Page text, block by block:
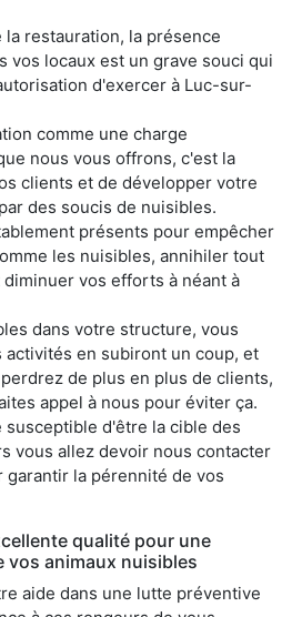
restauration, la présence
vos locaux est un grave souci qui
d'exercer à Luc-sur-
comme une charge
nous vous offrons, c'est la
clients et de développer votre
des soucis de nuisibles.
présents pour empêcher
les nuisibles, annihiler tout
vos efforts à néant à
dans votre structure, vous
en subiront un coup, et
de plus en plus de clients,
appel à nous pour éviter ça.
d'être la cible des
vous allez devoir nous contacter
la pérennité de vos
qualité pour une
vos animaux nuisibles
aide dans une lutte préventive